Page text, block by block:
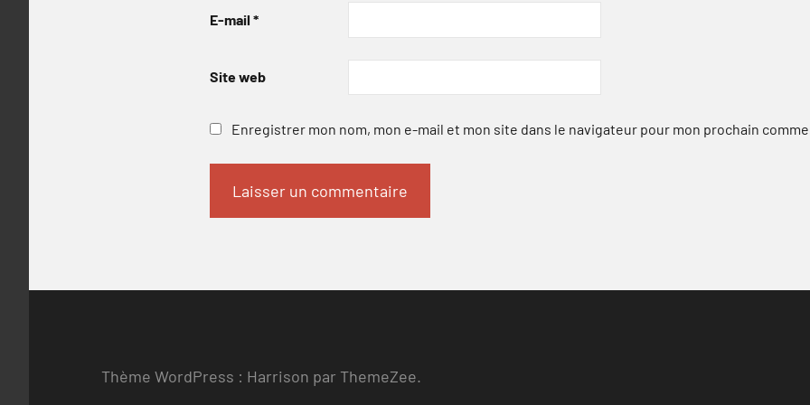
E-mail *
Site web
Enregistrer mon nom, mon e-mail et mon site dans le navigateur pour mon prochain
Thème WordPress : Harrison par ThemeZee.